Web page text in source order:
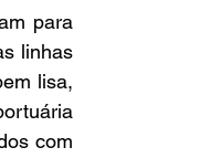
para
linhas
lisa,
com